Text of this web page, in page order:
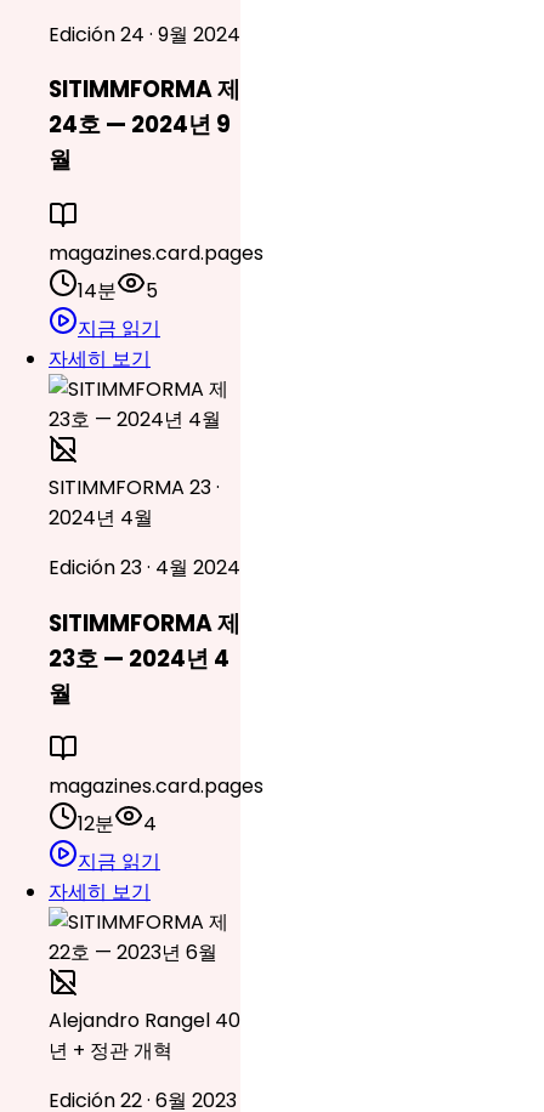
Edición 24 · 9월 2024
SITIMMFORMA 제
24호 — 2024년 9
월
magazines.card.pages
14분
5
지금 읽기
자세히 보기
SITIMMFORMA 23 ·
2024년 4월
Edición 23 · 4월 2024
SITIMMFORMA 제
23호 — 2024년 4
월
magazines.card.pages
12분
4
지금 읽기
자세히 보기
Alejandro Rangel 40
년 + 정관 개혁
Edición 22 · 6월 2023